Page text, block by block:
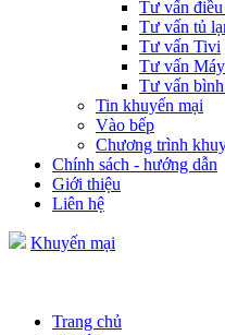
Tư vấn điều
Tư vấn tủ
Tư vấn Tivi
Tư vấn
Tư vấn
Tin khuyến mại
Vào bếp
Chương trình
Chính sách - hướng dẫn
Giới thiệu
Liên hệ
Khuyến mại
Trang chủ